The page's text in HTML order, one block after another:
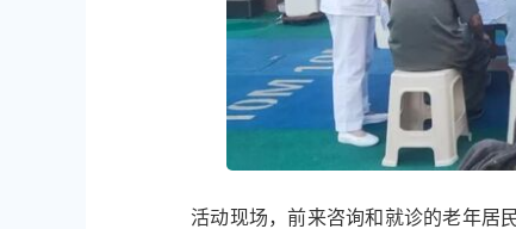
活动现场，前来咨询和就诊的老年居